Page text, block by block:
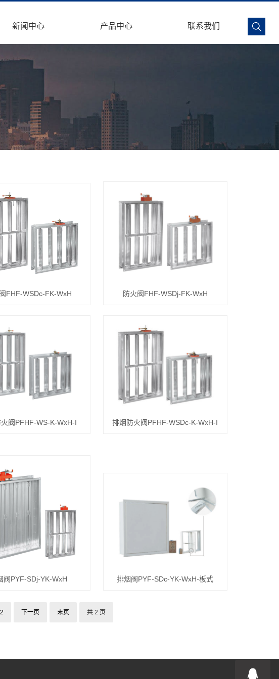
新闻中心 产品中心
风管系统配件
风口及风口附件
舾装件
防火阀 排烟阀系列
联系我们
FHF-WSDc-FK-WxH 防火阀FHF-WSDj-FK-WxH
阀PFHF-WS-K-WxH-I 排烟防火阀PFHF-WSDc-K-WxH-I
阀PYF-SDj-YK-WxH 排烟阀PYF-SDc-YK-WxH-板式
2 下一页 末页 共 2 页